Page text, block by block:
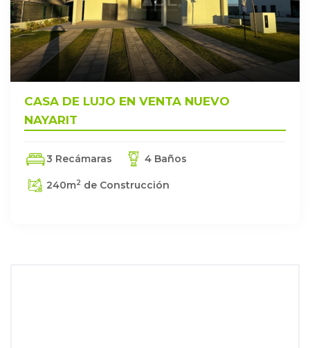
CASA DE LUJO EN VENTA NUEVO
NAYARIT
3 Recámaras 4 Baños
240m2 de Construcción